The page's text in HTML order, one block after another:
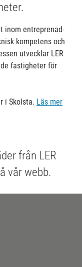
inom entreprenad-
kompetens och
utvecklar LER
fastigheter för
i Skolsta. Läs mer
från LER
vår webb.